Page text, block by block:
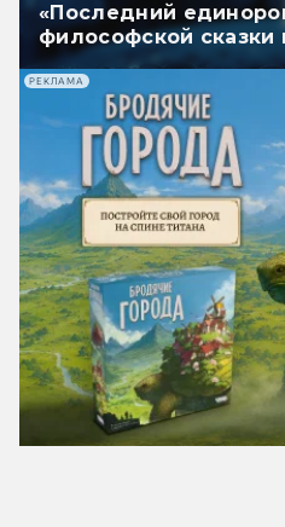
«Последний
философской сказки
РЕКЛАМА